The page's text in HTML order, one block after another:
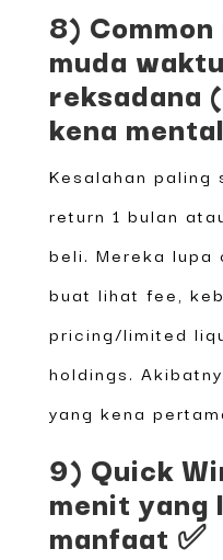
8)
muda
reksadana
kena
Kesalahan paling
return 1 bulan
beli. Mereka lupa
buat lihat fee,
pricing/limited
holdings.
yang kena
9) Quick
menit yang
manfaat ✅